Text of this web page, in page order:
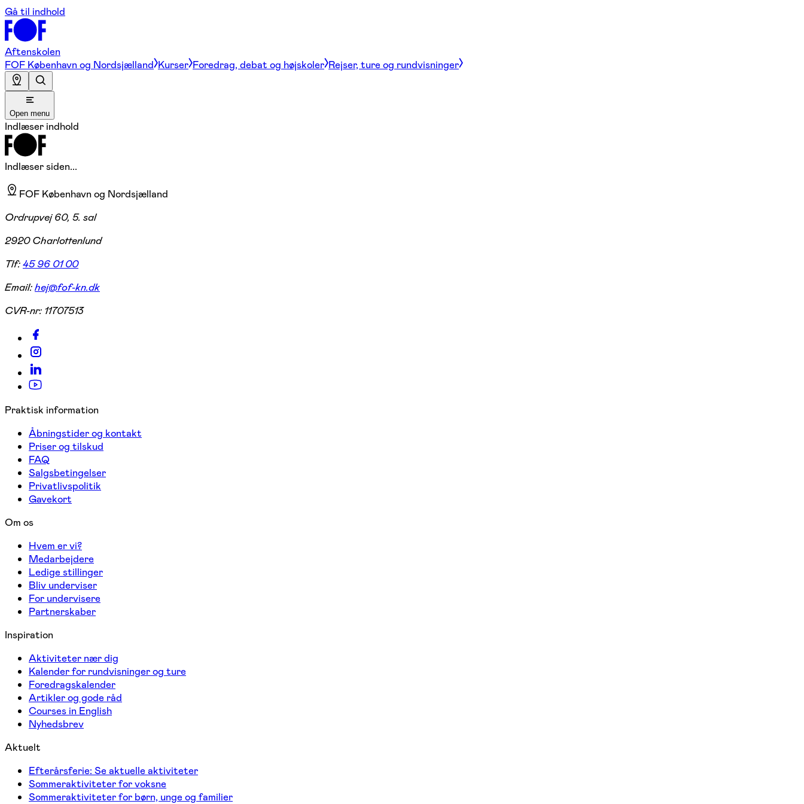
Gå til indhold
Aftenskolen
FOF København og Nordsjælland Kurser Foredrag, debat og højskoler Rejser, ture og rundvisninger
Open menu
Indlæser indhold
Indlæser siden...
FOF København og Nordsjælland
Ordrupvej 60, 5. sal
2920 Charlottenlund
Tlf:45 96 01 00
Email:hej@fof-kn.dk
CVR-nr: 11707513
Praktisk information
Åbningstider og kontakt
Priser og tilskud
FAQ
Salgsbetingelser
Privatlivspolitik
Gavekort
Om os
Hvem er vi?
Medarbejdere
Ledige stillinger
Bliv underviser
For undervisere
Partnerskaber
Inspiration
Aktiviteter nær dig
Kalender for rundvisninger og ture
Foredragskalender
Artikler og gode råd
Courses in English
Nyhedsbrev
Aktuelt
Efterårsferie: Se aktuelle aktiviteter
Sommeraktiviteter for voksne
Sommeraktiviteter for børn, unge og familier